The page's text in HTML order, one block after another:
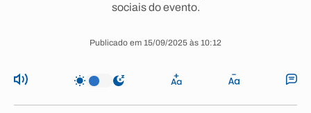
sociais do evento.
Publicado em 15/09/2025 às 10:12